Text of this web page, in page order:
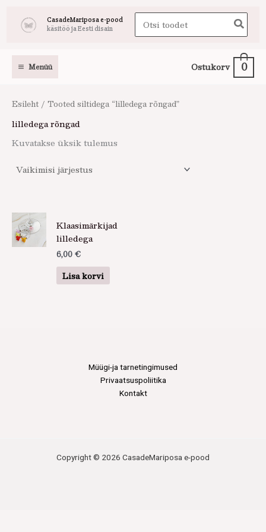
CasadeMariposa e-pood
käsitöö ja Eesti disain
Search
for:
Menüü Ostukorv 0
Esileht / Tooted siltidega “lilledega rõngad”
lilledega rõngad
Kuvatakse üksik tulemus
Klaasimärkijad
lilledega
6,00 €
Lisa korvi
Müügi-ja tarnetingimused
Privaatsuspoliitika
Kontakt
Copyright © 2026 CasadeMariposa e-pood